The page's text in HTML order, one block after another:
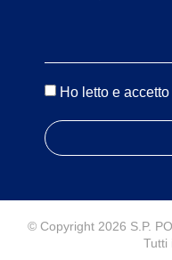
Ho letto e accetto
© Copyright 2026 S.P.
Tutti